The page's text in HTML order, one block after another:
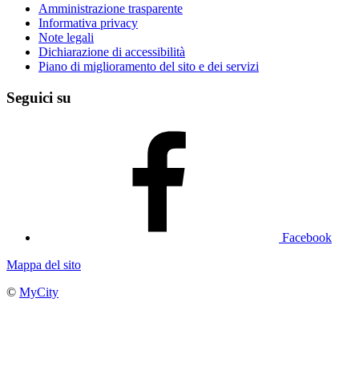
Amministrazione trasparente
Informativa privacy
Note legali
Dichiarazione di accessibilità
Piano di miglioramento del sito e dei servizi
Seguici su
Facebook
Mappa del sito
© MyCity